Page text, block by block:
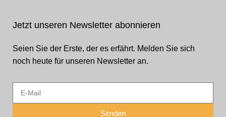
Jetzt unseren Newsletter abonnieren
Seien Sie der Erste, der es erfährt. Melden Sie sich
noch heute für unseren Newsletter an.
Senden